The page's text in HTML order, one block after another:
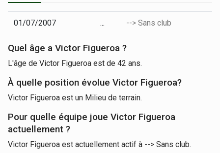
01/07/2007 ... --> Sans club
Quel âge a Victor Figueroa ?
L'âge de Victor Figueroa est de 42 ans.
À quelle position évolue Victor Figueroa?
Victor Figueroa est un Milieu de terrain.
Pour quelle équipe joue Victor Figueroa
actuellement ?
Victor Figueroa est actuellement actif à --> Sans club.